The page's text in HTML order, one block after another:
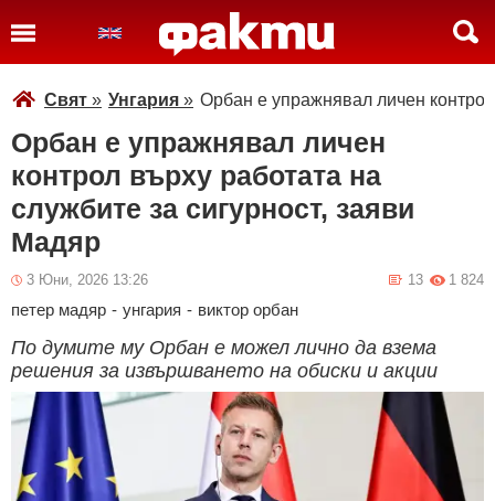
Свят » Унгария » Орбан е упражнявал личен
Орбан е упражнявал личен
контрол върху работата на
службите за сигурност, заяви
Мадяр
3 Юни, 2026 13:26 1 824
13
петер мадяр - унгария - виктор орбан
По думите му Орбан е можел лично да взема
решения за извършването на обиски и акции